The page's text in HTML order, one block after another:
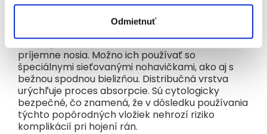
Odmietnuť
Podrobný popis
vďaka pohodlnému anatomickému tvaru sa
príjemne nosia. Možno ich používať so
špeciálnymi sieťovanými nohavičkami, ako aj s
bežnou spodnou bielizňou. Distribučná vrstva
urýchľuje proces absorpcie. Sú cytologicky
bezpečné, čo znamená, že v dôsledku používania
týchto popôrodných vložiek nehrozí riziko
komplikácií pri hojení rán.